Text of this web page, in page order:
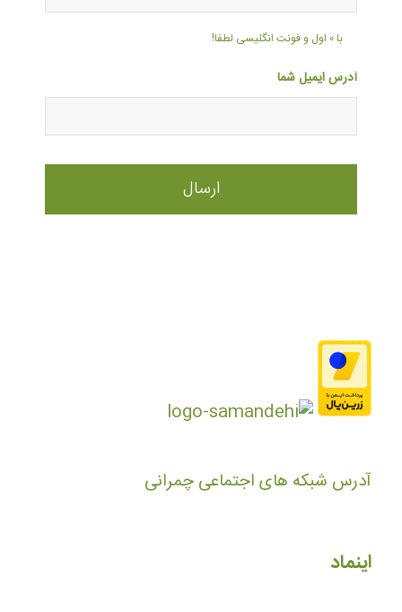
با ۰ اول و فونت انگلیسی لطفا!
آدرس ایمیل شما
آدرس شبکه های اجتماعی چمرانی
اینماد